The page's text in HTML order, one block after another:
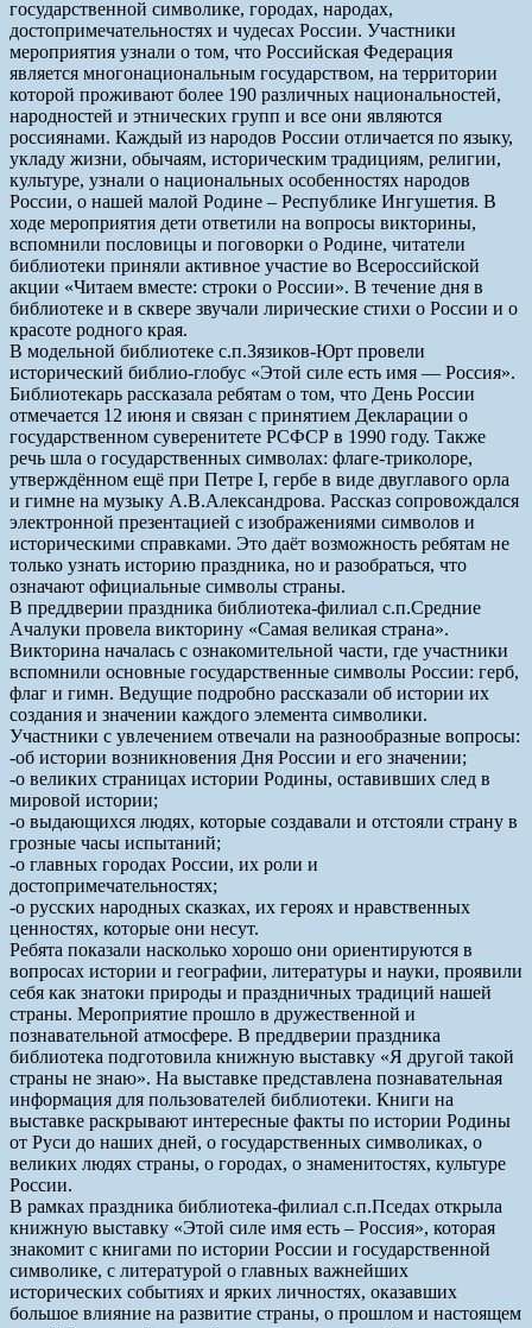
государственной символике, городах, народах,
достопримечательностях и чудесах России. Участники
мероприятия узнали о том, что Российская Федерация
является многонациональным государством, на территории
которой проживают более 190 различных национальностей,
народностей и этнических групп и все они являются
россиянами. Каждый из народов России отличается по языку,
укладу жизни, обычаям, историческим традициям, религии,
культуре, узнали о национальных особенностях народов
России, о нашей малой Родине – Республике Ингушетия. В
ходе мероприятия дети ответили на вопросы викторины,
вспомнили пословицы и поговорки о Родине, читатели
библиотеки приняли активное участие во Всероссийской
акции «Читаем вместе: строки о России». В течение дня в
библиотеке и в сквере звучали лирические стихи о России и о
красоте родного края.
В модельной библиотеке с.п.Зязиков-Юрт провели
исторический библио-глобус «Этой силе есть имя — Россия».
Библиотекарь рассказала ребятам о том, что День России
отмечается 12 июня и связан с принятием Декларации о
государственном суверенитете РСФСР в 1990 году. Также
речь шла о государственных символах: флаге-триколоре,
утверждённом ещё при Петре I, гербе в виде двуглавого орла
и гимне на музыку А.В.Александрова. Рассказ сопровождался
электронной презентацией с изображениями символов и
историческими справками. Это даёт возможность ребятам не
только узнать историю праздника, но и разобраться, что
означают официальные символы страны.
В преддверии праздника библиотека-филиал с.п.Средние
Ачалуки провела викторину «Самая великая страна».
Викторина началась с ознакомительной части, где участники
вспомнили основные государственные символы России: герб,
флаг и гимн. Ведущие подробно рассказали об истории их
создания и значении каждого элемента символики.
Участники с увлечением отвечали на разнообразные вопросы:
-об истории возникновения Дня России и его значении;
-о великих страницах истории Родины, оставивших след в
мировой истории;
-о выдающихся людях, которые создавали и отстояли страну в
грозные часы испытаний;
-о главных городах России, их роли и
достопримечательностях;
-о русских народных сказках, их героях и нравственных
ценностях, которые они несут.
Ребята показали насколько хорошо они ориентируются в
вопросах истории и географии, литературы и науки, проявили
себя как знатоки природы и праздничных традиций нашей
страны. Мероприятие прошло в дружественной и
познавательной атмосфере. В преддверии праздника
библиотека подготовила книжную выставку «Я другой такой
страны не знаю». На выставке представлена познавательная
информация для пользователей библиотеки. Книги на
выставке раскрывают интересные факты по истории Родины
от Руси до наших дней, о государственных символиках, о
великих людях страны, о городах, о знаменитостях, культуре
России.
В рамках праздника библиотека-филиал с.п.Пседах открыла
книжную выставку «Этой силе имя есть – Россия», которая
знакомит с книгами по истории России и государственной
символике, с литературой о главных важнейших
исторических событиях и ярких личностях, оказавших
большое влияние на развитие страны, о прошлом и настоящем